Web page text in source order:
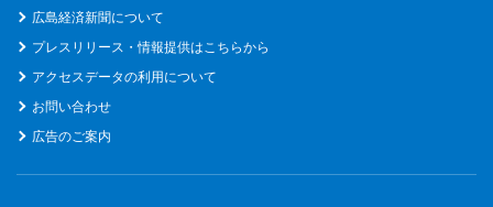
広島経済新聞について
プレスリリース・情報提供はこちらから
アクセスデータの利用について
お問い合わせ
広告のご案内